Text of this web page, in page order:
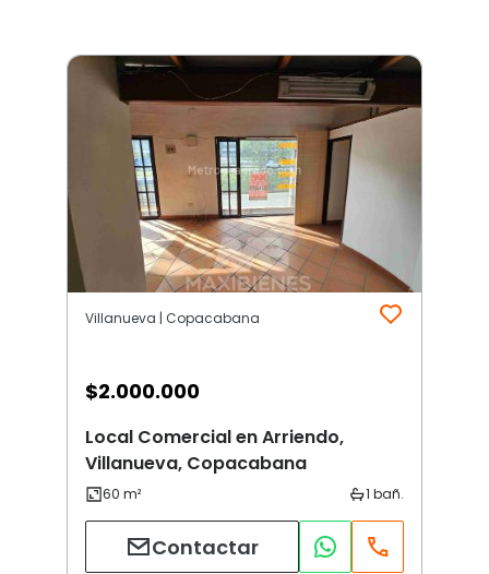
Villanueva | Copacabana
$2.000.000
Local Comercial en Arriendo,
Villanueva, Copacabana
Contactar